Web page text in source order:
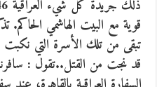
قوية مع البيت الهاشمي الحاكم.
قد نجت من القتل..تقول :